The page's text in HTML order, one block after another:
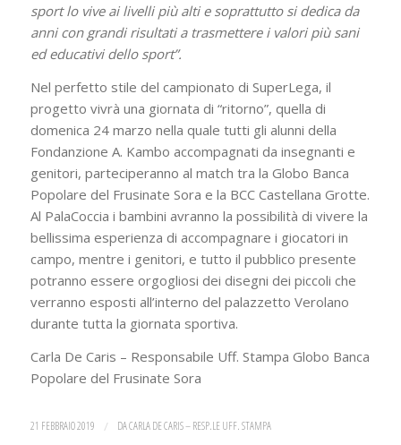
sport lo vive ai livelli più alti e soprattutto si dedica da
anni con grandi risultati a trasmettere i valori più sani
ed educativi dello sport”.
Nel perfetto stile del campionato di SuperLega, il
progetto vivrà una giornata di “ritorno”, quella di
domenica 24 marzo nella quale tutti gli alunni della
Fondanzione A. Kambo accompagnati da insegnanti e
genitori, parteciperanno al match tra la Globo Banca
Popolare del Frusinate Sora e la BCC Castellana Grotte.
Al PalaCoccia i bambini avranno la possibilità di vivere la
bellissima esperienza di accompagnare i giocatori in
campo, mentre i genitori, e tutto il pubblico presente
potranno essere orgogliosi dei disegni dei piccoli che
verranno esposti all’interno del palazzetto Verolano
durante tutta la giornata sportiva.
Carla De Caris – Responsabile Uff. Stampa Globo Banca
Popolare del Frusinate Sora
21 FEBBRAIO 2019 / DACARLA DE CARIS – RESP.LE UFF. STAMPA